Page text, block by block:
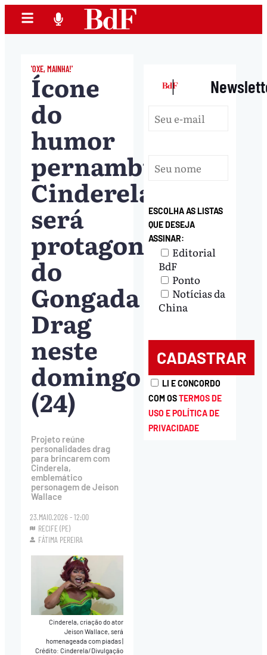
'OXE, MAINHA!'
Ícone
do
humor
pernambucano,
Cinderela
será
protagonista
do
Gongada
Drag
neste
domingo
(24)
Projeto reúne
personalidades drag
para brincarem com
Cinderela,
emblemático
personagem de Jeison
Wallace
23.MAIO.2026 - 12:00
RECIFE (PE)
FÁTIMA PEREIRA
Cinderela, criação do ator
Jeison Wallace, será
homenageada com piadas|
Crédito: Cinderela/Divulgação
|
ESCOLHA AS LISTAS
QUE DESEJA
ASSINAR:
Editorial
BdF
Ponto
Notícias da
China
LI E CONCORDO
COM OSTERMOS DE
USO E POLÍTICA DE
PRIVACIDADE